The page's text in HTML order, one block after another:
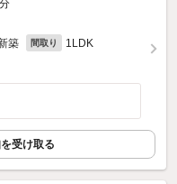
築 間取り 1LDK
受け取る